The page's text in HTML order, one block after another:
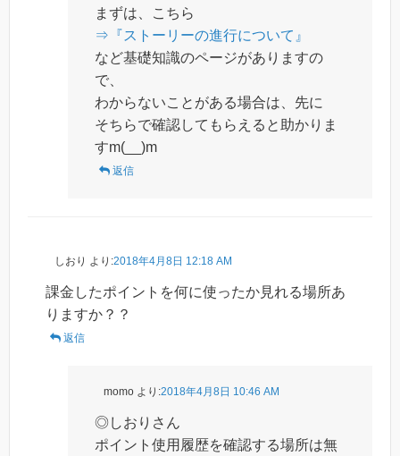
まずは、こちら
⇒『ストーリーの進行について』
など基礎知識のページがありますの
で、
わからないことがある場合は、先に
そちらで確認してもらえると助かりま
すm(__)m
返信
しおり より:2018年4月8日 12:18 AM
課金したポイントを何に使ったか見れる場所あ
りますか？？
返信
momo より:2018年4月8日 10:46 AM
◎しおりさん
ポイント使用履歴を確認する場所は無